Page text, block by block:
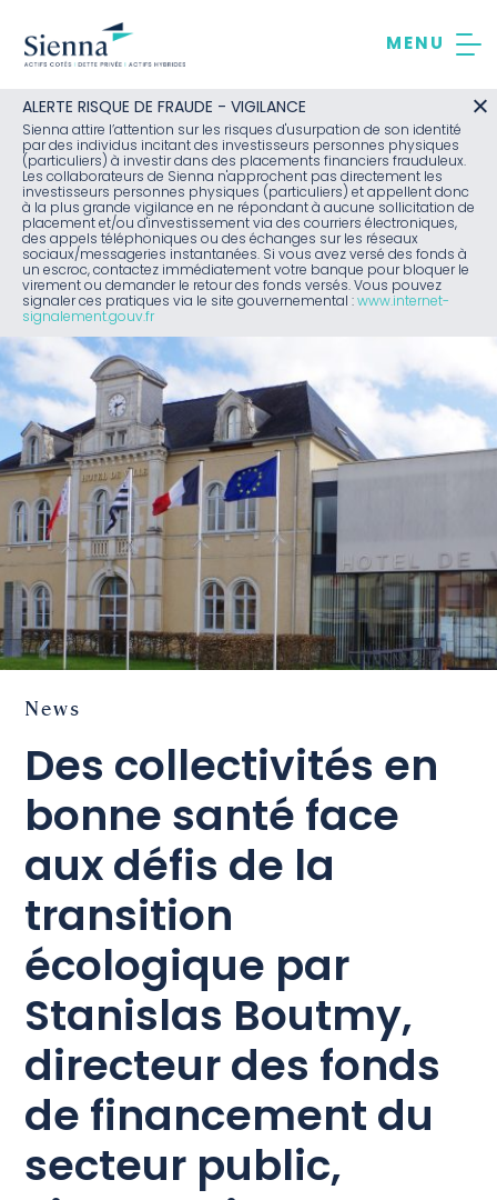
contenu
ALERTE RISQUE DE FRAUDE - VIGILANCE
Sienna attire l’attention sur les risques d'usurpation de son identité
par des individus incitant des investisseurs personnes physiques
(particuliers) à investir dans des placements financiers frauduleux.
Les collaborateurs de Sienna n'approchent pas directement les
investisseurs personnes physiques (particuliers) et appellent donc
à la plus grande vigilance en ne répondant à aucune sollicitation de
placement et/ou d'investissement via des courriers électroniques,
des appels téléphoniques ou des échanges sur les réseaux
sociaux/messageries instantanées. Si vous avez versé des fonds à
un escroc, contactez immédiatement votre banque pour bloquer le
virement ou demander le retour des fonds versés. Vous pouvez
signaler ces pratiques via le site gouvernemental : www.internet-
signalement.gouv.fr
News
Des collectivités en
bonne santé face
aux défis de la
transition
écologique par
Stanislas Boutmy,
directeur des fonds
de financement du
secteur public,